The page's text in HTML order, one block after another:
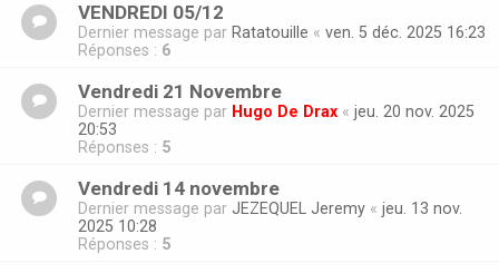
VENDREDI 05/12
Dernier message par Ratatouille « ven. 5 déc. 2025 16:23
Réponses : 6
Vendredi 21 Novembre
Dernier message par Hugo De Drax « jeu. 20 nov. 2025
20:53
Réponses : 5
Vendredi 14 novembre
Dernier message par JEZEQUEL Jeremy « jeu. 13 nov.
2025 10:28
Réponses : 5